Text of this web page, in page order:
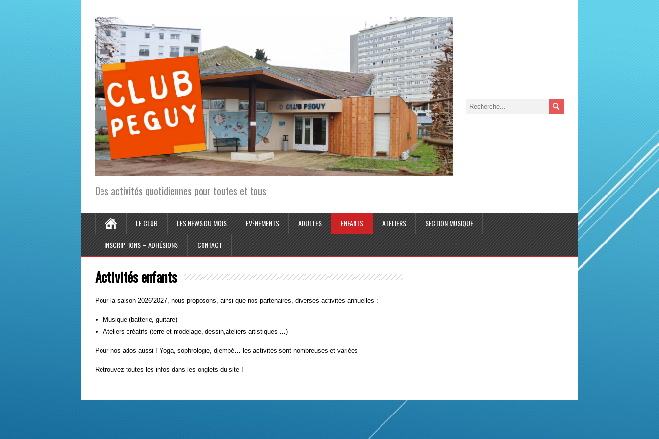
Des activités quotidiennes pour toutes et tous
LE CLUB LES NEWS DU MOIS EVÈNEMENTS ADULTES ENFANTS ATELIERS SECTION MUSIQUE
INSCRIPTIONS – ADHÉSIONS CONTACT
Activités enfants
Pour la saison 2026/2027, nous proposons, ainsi que nos partenaires, diverses activités annuelles :
Musique (batterie, guitare)
Ateliers créatifs (terre et modelage, dessin,ateliers artistiques …)
Pour nos ados aussi ! Yoga, sophrologie, djembé… les activités sont nombreuses et variées
Retrouvez toutes les infos dans les onglets du site !